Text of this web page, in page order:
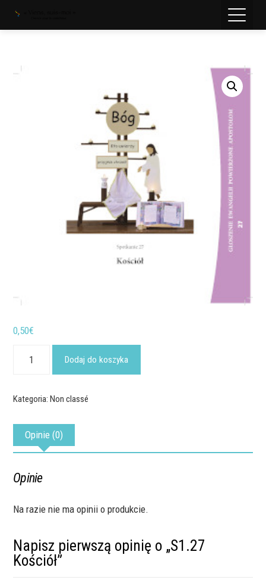
0,50€
S1.27
Dodaj do koszyka
Kategoria:Non classé
Opinie (0)
Opinie
Na razie nie ma opinii o produkcie.
Napisz pierwszą opinię o „S1.27
Kościół”